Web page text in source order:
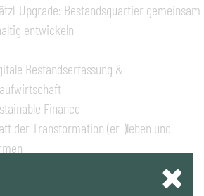
Upgrade: Bestandsquartier gemeinsam
entwickeln
Bestandserfassung &
Finance
der Transformation (er-)leben und
bauen – von ECI bis IPA